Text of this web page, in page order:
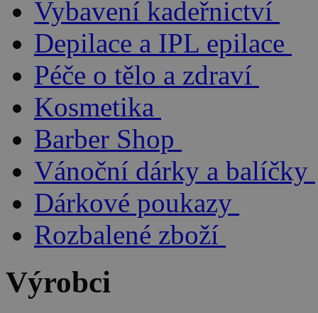
Vybavení kadeřnictví
Depilace a IPL epilace
Péče o tělo a zdraví
Kosmetika
Barber Shop
Vánoční dárky a balíčky
Dárkové poukazy
Rozbalené zboží
Výrobci